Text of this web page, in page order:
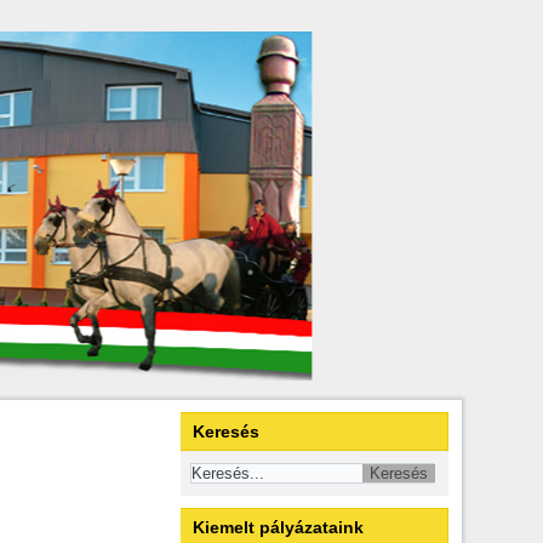
Keresés
Kiemelt pályázataink